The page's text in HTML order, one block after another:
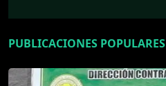
PUBLICACIONES POPULARES